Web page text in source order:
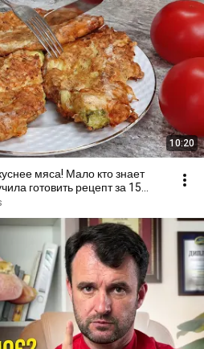
10:20
мяса! Мало кто знает
готовить рецепт за 15